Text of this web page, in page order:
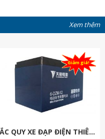
Xem thêm
Giảm giá!
ẮC QUY XE ĐẠP ĐIỆN THIÊN NĂNG 48V-12AH